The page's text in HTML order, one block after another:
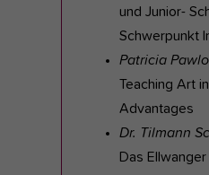
und Junior-
Schwerpunkt
Patricia
Teaching Art
Advantages
Dr. Tilmann
Das